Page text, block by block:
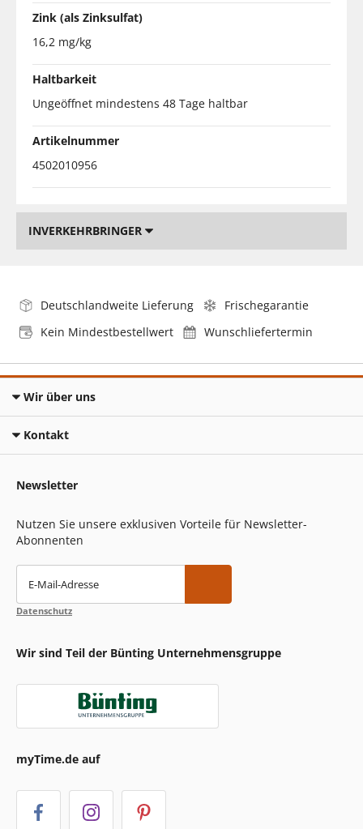
Zink (als Zinksulfat)
16,2 mg/kg
Haltbarkeit
Ungeöffnet mindestens 48 Tage haltbar
Artikelnummer
4502010956
INVERKEHRBRINGER
Deutschlandweite Lieferung
Frischegarantie
Kein Mindestbestellwert
Wunschliefertermin
Wir über uns
Kontakt
Newsletter
Nutzen Sie unsere exklusiven Vorteile für Newsletter-
Abonnenten
E-Mail-Adresse
Datenschutz
Wir sind Teil der Bünting Unternehmensgruppe
myTime.de auf